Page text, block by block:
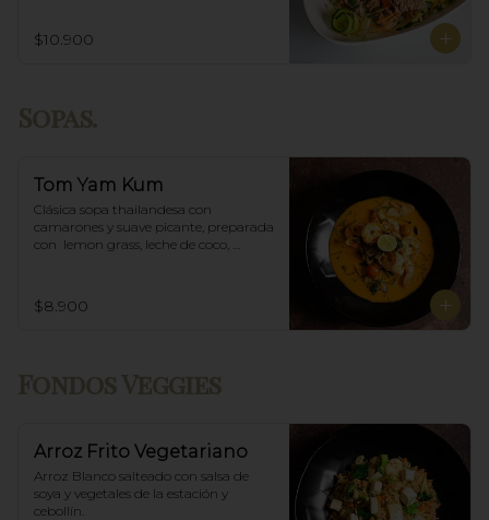
$10.900
Tom Yam Kum
Clásica sopa thailandesa con
camarones y suave picante, preparada
con  lemon grass, leche de coco,
$8.900
Arroz Frito Vegetariano
Arroz Blanco salteado con salsa de
soya y vegetales de la estación y
cebollín.